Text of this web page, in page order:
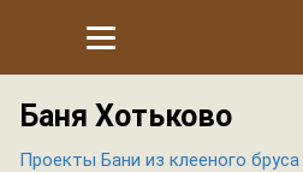
Баня Хотьково
Проекты Бани из клееного бруса